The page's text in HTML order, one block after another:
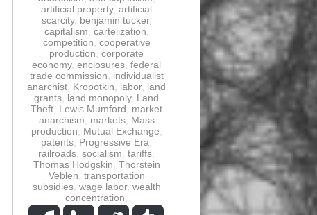
artificial property, artificial
scarcity, benjamin tucker,
capitalism cartelization
competition cooperative
production corporate
economy, enclosures federal
trade commission
individualist
anarchist Kropotkin labor, land
grants land monopoly, Land
Theft Lewis Mumford
market
anarchism
markets, Mass
production
Mutual Exchange
patents Progressive Era
railroads socialism tariffs
Thomas Hodgskin Thorstein
Veblen transportation
subsidies, wage labor, wealth
concentration